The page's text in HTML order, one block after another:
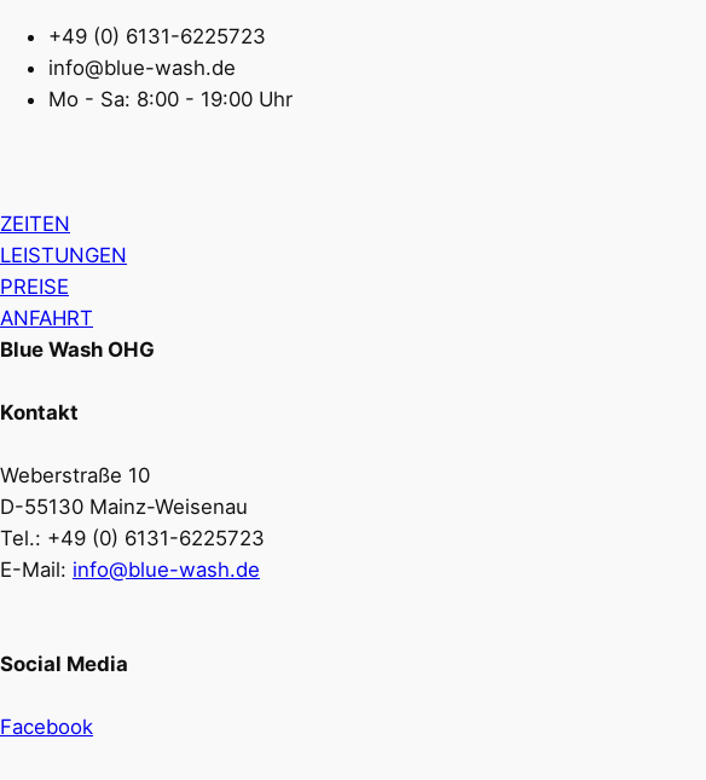
+49 (0) 6131-6225723
info@blue-wash.de
Mo - Sa: 8:00 - 19:00 Uhr
ZEITEN
LEISTUNGEN
PREISE
ANFAHRT
Blue Wash OHG
Kontakt
Weberstraße 10
D-55130 Mainz-Weisenau
Tel.: +49 (0) 6131-6225723
E-Mail: info@blue-wash.de
Social Media
Facebook